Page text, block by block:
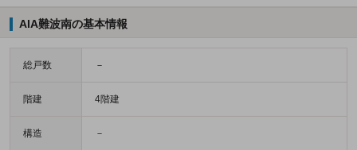
AIA難波南の基本情報
総戸数 －
階建 4階建
構造 －